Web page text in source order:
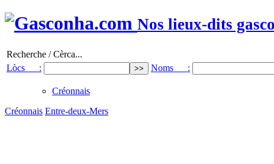
Nos lieux-dits
Recherche / Cèrca...
Lòcs :
Noms :
Créonnais
Créonnais Entre-deux-Mers